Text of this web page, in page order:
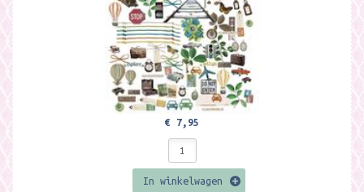
€ 7,95
In winkelwagen